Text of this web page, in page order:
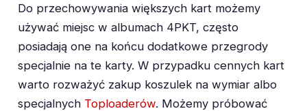
Do przechowywania większych kart możemy
używać miejsc w albumach 4PKT, często
posiadają one na końcu dodatkowe przegrody
specjalnie na te karty. W przypadku cennych kart
warto rozważyć zakup koszulek na wymiar albo
specjalnych Toploaderów. Możemy próbować